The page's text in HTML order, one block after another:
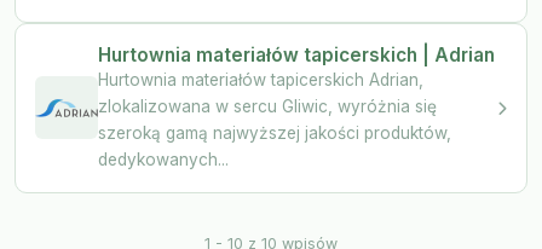
Hurtownia materiałów tapicerskich | Adrian
Hurtownia materiałów tapicerskich Adrian,
zlokalizowana w sercu Gliwic, wyróżnia się
szeroką gamą najwyższej jakości produktów,
dedykowanych...
1 - 10 z 10 wpisów